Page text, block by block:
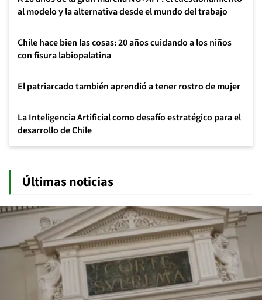
al modelo y la alternativa desde el mundo del trabajo
Chile hace bien las cosas: 20 años cuidando a los niños
con fisura labiopalatina
El patriarcado también aprendió a tener rostro de mujer
La Inteligencia Artificial como desafío estratégico para el
desarrollo de Chile
Últimas noticias